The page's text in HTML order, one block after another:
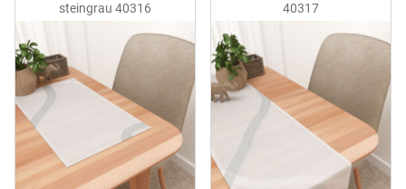
steingrau 40316
40317